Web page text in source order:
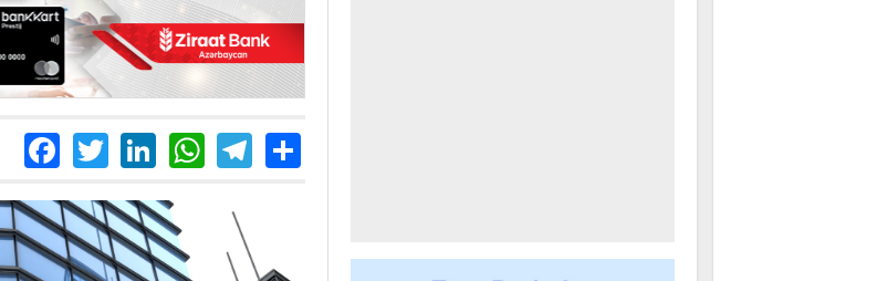
Facebook
TwitterLinkedIn
WhatsApp
Telegram
Share